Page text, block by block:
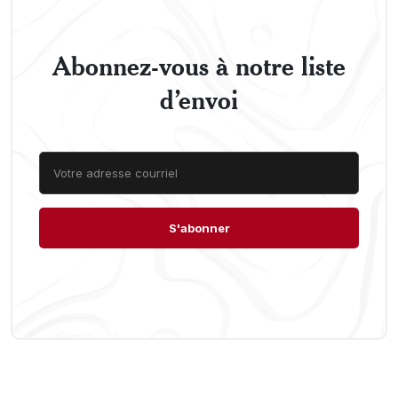
Abonnez-vous à notre liste
d’envoi